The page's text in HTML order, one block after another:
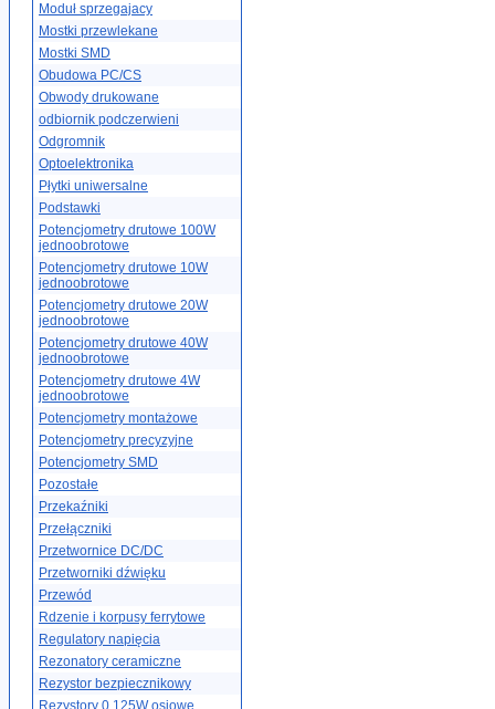
Moduł sprzegajacy
Mostki przewlekane
Mostki SMD
Obudowa PC/CS
Obwody drukowane
odbiornik podczerwieni
Odgromnik
Optoelektronika
Płytki uniwersalne
Podstawki
Potencjometry drutowe 100W
jednoobrotowe
Potencjometry drutowe 10W
jednoobrotowe
Potencjometry drutowe 20W
jednoobrotowe
Potencjometry drutowe 40W
jednoobrotowe
Potencjometry drutowe 4W
jednoobrotowe
Potencjometry montażowe
Potencjometry precyzyjne
Potencjometry SMD
Pozostałe
Przekaźniki
Przełączniki
Przetwornice DC/DC
Przetworniki dźwięku
Przewód
Rdzenie i korpusy ferrytowe
Regulatory napięcia
Rezonatory ceramiczne
Rezystor bezpiecznikowy
Rezystory 0.125W osiowe